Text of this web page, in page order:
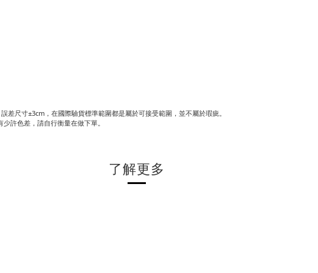
尺寸±3cm，在國際驗貨標準範圍都是屬於可接受範圍，並不屬於瑕疵。
許色差，請自行衡量在做下單。
了解更多